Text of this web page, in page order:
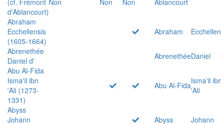
d'Ablancourt)
Abraham
Ecchellensis
(1605-1664)
Abraham
Abrenethée
Daniel d'
AbrenethéeDaniel
Abu Al-Fida
Isma'il ibn
'Ali (1273-
1331)
Abu Al-FidaIsma'il
'Ali
Abyss
Johann
Abyss
Johann